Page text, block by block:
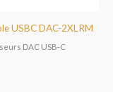
USBC DAC-2XLRM
DAC USB‑C